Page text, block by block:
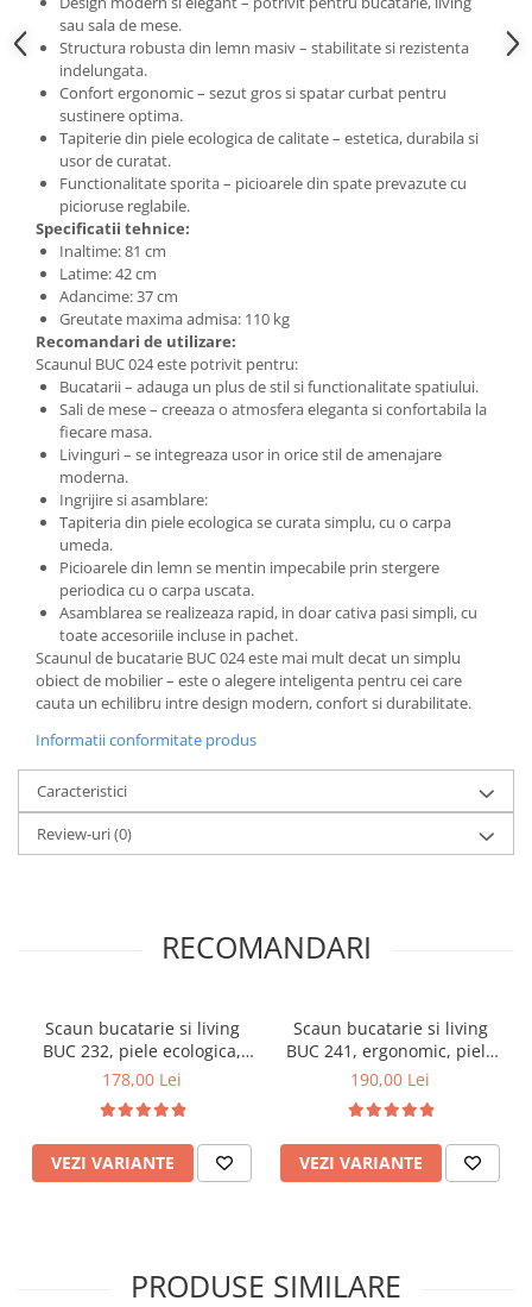
sau sala de mese.
Structura robusta din lemn masiv – stabilitate si rezistenta
indelungata.
Confort ergonomic – sezut gros si spatar curbat pentru
sustinere optima.
Tapiterie din piele ecologica de calitate – estetica, durabila si
usor de curatat.
Functionalitate sporita – picioarele din spate prevazute cu
picioruse reglabile.
Specificatii tehnice:
Inaltime: 81 cm
Latime: 42 cm
Adancime: 37 cm
Greutate maxima admisa: 110 kg
Recomandari de utilizare:
Scaunul BUC 024 este potrivit pentru:
Bucatarii – adauga un plus de stil si functionalitate spatiului.
Sali de mese – creeaza o atmosfera eleganta si confortabila la
fiecare masa.
Livinguri – se integreaza usor in orice stil de amenajare
moderna.
Ingrijire si asamblare:
Tapiteria din piele ecologica se curata simplu, cu o carpa
umeda.
Picioarele din lemn se mentin impecabile prin stergere
periodica cu o carpa uscata.
Asamblarea se realizeaza rapid, in doar cativa pasi simpli, cu
toate accesoriile incluse in pachet.
Scaunul de bucatarie BUC 024 este mai mult decat un simplu
obiect de mobilier – este o alegere inteligenta pentru cei care
cauta un echilibru intre design modern, confort si durabilitate.
Informatii conformitate produs
Caracteristici
Review-uri(0)
RECOMANDARI
Scaun bucatarie si living
BUC 232, piele ecologica,
cadru lemn, 110 kg
178,00 Lei
VEZI VARIANTE
Scaun bucatarie si living
BUC 241, ergonomic, piele
ecologica, cadru lemn, 110
190,00 Lei
VEZI VARIANTE
PRODUSE SIMILARE